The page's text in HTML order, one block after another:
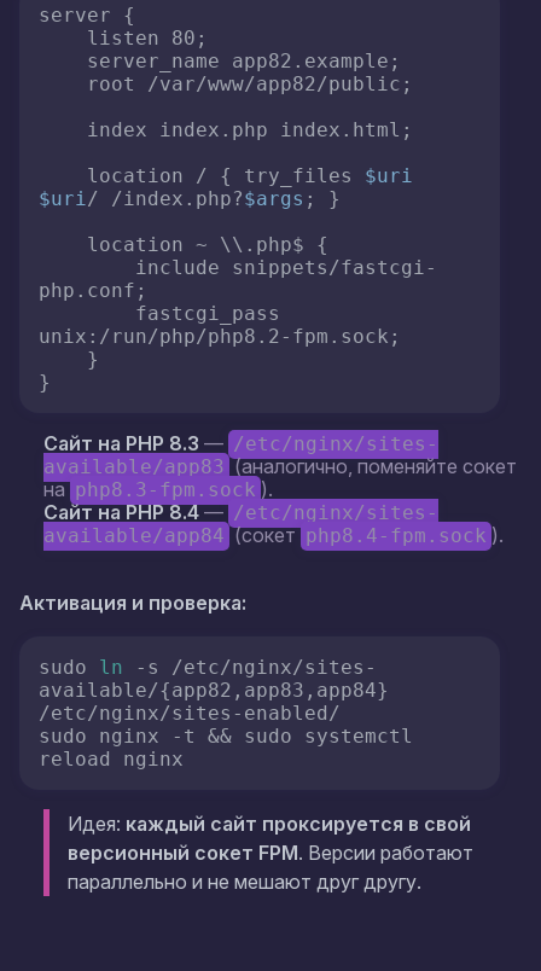
server {
    location / { try_files
$uri
$uri/ /index.php?$args ; }
php.conf;
unix:/run/php/php8.2-fpm.sock;
Сайт на PHP 8.3 — /etc/nginx/sites-
available/app83 (аналогично, поменяйте сокет
на php8.3-fpm.sock ).
Сайт на PHP 8.4— /etc/nginx/sites-
available/app84 (сокет php8.4-fpm.sock ).
Активация и проверка:
sudo ln -s /etc/nginx/sites-
available/{app82,app83,app84}
/etc/nginx/sites-enabled/
sudo nginx -t && sudo systemctl
Идея: каждый сайт проксируется в свой
версионный сокет FPM. Версии работают
параллельно и не мешают друг другу.